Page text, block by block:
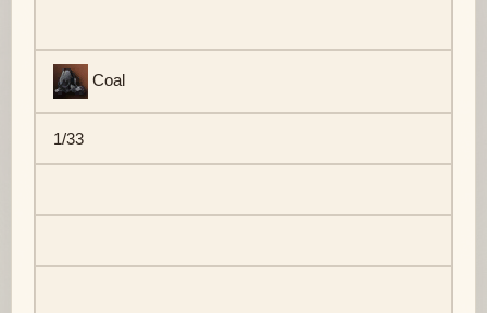
Coal
1/33